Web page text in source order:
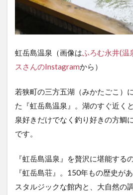
虹岳島温泉（画像はふろむ永井(温
スさんのInstagramから）
若狭町の三方五湖（みかたごこ）
た『虹岳島温泉』。湖のすぐ近く
泉好きだけでなく釣り好きの方鯛
です。
『虹岳島温泉』を贅沢に堪能する
『虹岳島荘』。150年もの歴史が
スタルジックな館内と、大自然の